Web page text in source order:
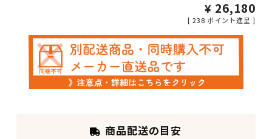
¥ 26,180
[ 238 ポイント進呈 ]
商品配送の目安